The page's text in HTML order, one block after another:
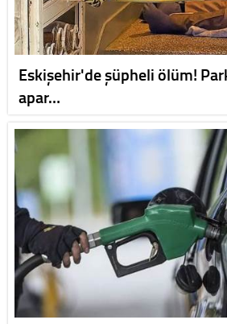
Eskişehir'de şüpheli ölüm!
apar…